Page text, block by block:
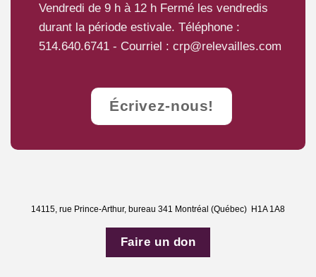
Vendredi de 9 h à 12 h Fermé les vendredis
durant la période estivale. Téléphone :
514.640.6741 - Courriel : crp@relevailles.com
Écrivez-nous!
14115, rue Prince-Arthur, bureau 341 Montréal (Québec) H1A 1A8
Faire un don